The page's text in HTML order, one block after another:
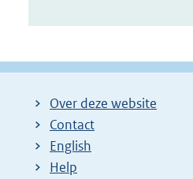
Over deze website
Contact
English
Help